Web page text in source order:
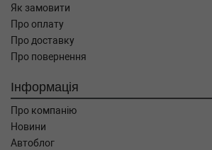
Як замовити
Про оплату
Про доставку
Про повернення
Інформація
Про компанію
Новини
Автоблог